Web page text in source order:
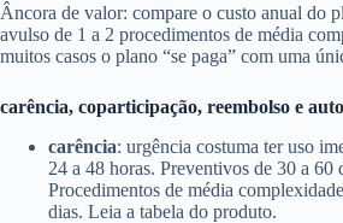
Âncora de valor: compare o custo anual do
avulso de 1 a 2 procedimentos de média
muitos casos o plano “se paga” com uma
carência, coparticipação, reembolso e
carência: urgência costuma ter uso
24 a 48 horas. Preventivos de 30 a 60
Procedimentos de média
dias. Leia a tabela do produto.